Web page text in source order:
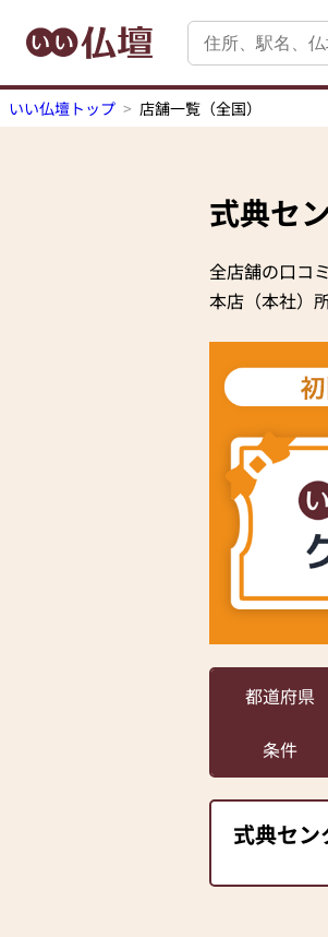
いい仏壇トップ 店舗一覧（全国）
式典セ
全店舗の口コ
本店（本社）
都道府県
条件
式典セン